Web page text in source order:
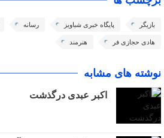
بازیگر پایگاه خبری شباویز رسانه
هادی حجازی فر هنرمند
نوشته های مشابه
اکبر عبدی درگذشت